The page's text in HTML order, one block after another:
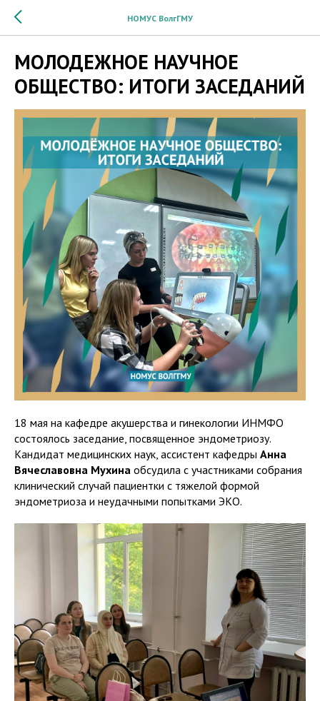
НОМУС ВолгГМУ
МОЛОДЕЖНОЕ НАУЧНОЕ
ОБЩЕСТВО: ИТОГИ ЗАСЕДАНИЙ
18 мая на кафедре акушерства и гинекологии ИНМФО
состоялось заседание, посвященное эндометриозу.
Кандидат медицинских наук, ассистент кафедры Анна
Вячеславовна Мухина обсудила с участниками собрания
клинический случай пациентки с тяжелой формой
эндометриоза и неудачными попытками ЭКО.